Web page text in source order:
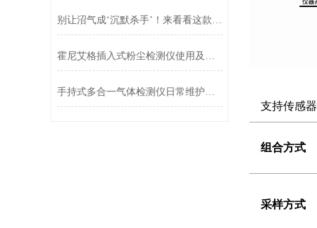
支持传感器
组合方式
采样方式
别让沼气成‘沉默杀手’！来看看这款硫化氢检测仪怎么做的
霍尼艾格插入式粉尘检测仪使用及维护注意事项
手持式多合一气体检测仪日常维护的小秘诀